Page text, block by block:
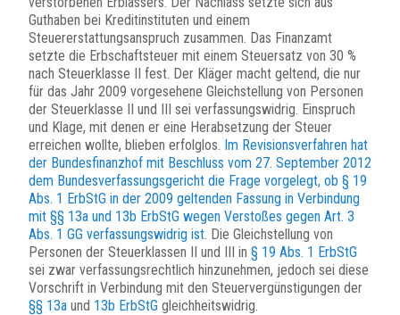
Guthaben bei Kreditinstituten und einem
Steuererstattungsanspruch zusammen. Das Finanzamt
setzte die Erbschaftsteuer mit einem Steuersatz von 30 %
nach Steuerklasse II fest. Der Kläger macht geltend, die nur
für das Jahr 2009 vorgesehene Gleichstellung von Personen
der Steuerklasse II und III sei verfassungswidrig. Einspruch
und Klage, mit denen er eine Herabsetzung der Steuer
erreichen wollte, blieben erfolglos. Im Revisionsverfahren hat
der Bundesfinanzhof mit Beschluss vom 27. September 2012
dem Bundesverfassungsgericht die Frage vorgelegt, ob § 19
Abs. 1 ErbStG in der 2009 geltenden Fassung in Verbindung
mit §§ 13a und 13b ErbStG wegen Verstoßes gegen Art. 3
Abs. 1 GG verfassungswidrig ist. Die Gleichstellung von
Personen der Steuerklassen II und III in § 19 Abs. 1 ErbStG
sei zwar verfassungsrechtlich hinzunehmen, jedoch sei diese
Vorschrift in Verbindung mit den Steuervergünstigungen der
§§ 13a und 13b ErbStG gleichheitswidrig.